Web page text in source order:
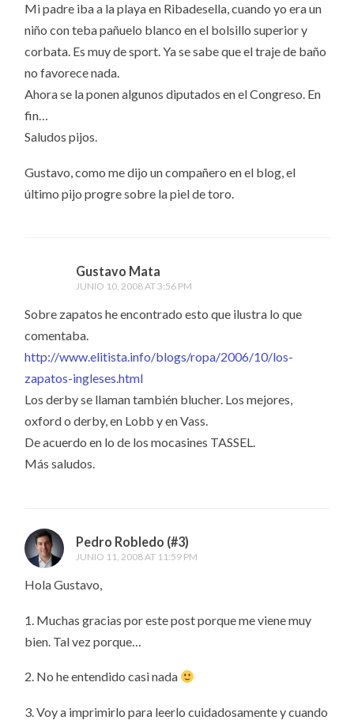
Mi padre iba a la playa en Ribadesella, cuando yo era un
niño con teba pañuelo blanco en el bolsillo superior y
corbata. Es muy de sport. Ya se sabe que el traje de baño
no favorece nada.
Ahora se la ponen algunos diputados en el Congreso. En
fin…
Saludos pijos.
Gustavo, como me dijo un compañero en el blog, el
último pijo progre sobre la piel de toro.
Gustavo Mata
JUNIO 10, 2008 AT 3:56 PM
Sobre zapatos he encontrado esto que ilustra lo que
comentaba.
http://www.elitista.info/blogs/ropa/2006/10/los-
zapatos-ingleses.html
Los derby se llaman también blucher. Los mejores,
oxford o derby, en Lobb y en Vass.
De acuerdo en lo de los mocasines TASSEL.
Más saludos.
Pedro Robledo (#3)
JUNIO 11, 2008 AT 11:59 PM
Hola Gustavo,
1. Muchas gracias por este post porque me viene muy
bien. Tal vez porque…
2. No he entendido casi nada
3. Voy a imprimirlo para leerlo cuidadosamente y cuando